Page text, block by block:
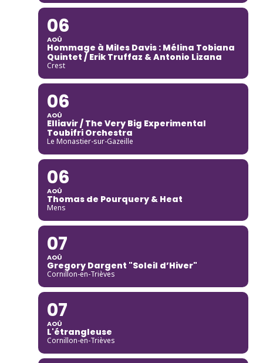
06
AOÛ
Hommage à Miles Davis : Mélina Tobiana
Quintet / Erik Truffaz & Antonio Lizana
Crest
06
AOÛ
Elliavir / The Very Big Experimental
Toubifri Orchestra
Le Monastier-sur-Gazeille
06
AOÛ
Thomas de Pourquery & Heat
Mens
07
AOÛ
Gregory Dargent "Soleil d’Hiver"
Cornillon-en-Trièves
07
AOÛ
L'étrangleuse
Cornillon-en-Trièves